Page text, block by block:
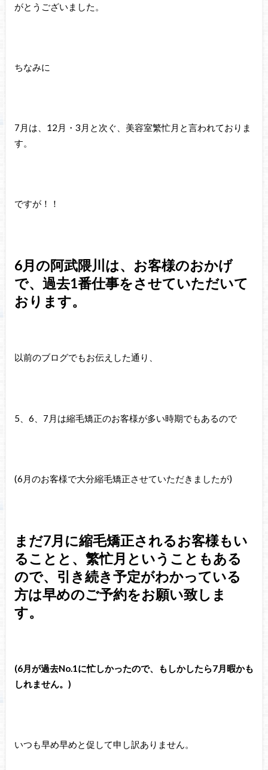
がとうございました。
ちなみに
7月は、12月・3月と次ぐ、美容室繁忙月と言われておりま
す。
ですが！！
6月の阿武隈川は、お客様のおかげ
で、過去1番仕事をさせていただいて
おります。
以前のブログでもお伝えした通り、
5、6、7月は縮毛矯正のお客様が多い時期でもあるので
(6月のお客様で大分縮毛矯正させていただきましたが)
まだ7月に縮毛矯正されるお客様もい
ることと、繁忙月ということもある
ので、引き続き予定がわかっている
方は早めのご予約をお願い致しま
す。
(6月が過去No.1に忙しかったので、もしかしたら7月暇かも
しれません。)
いつも早め早めと促して申し訳ありません。